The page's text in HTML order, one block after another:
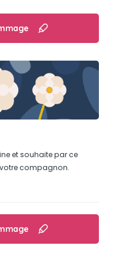
et souhaite par ce
compagnon.